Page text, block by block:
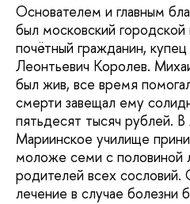
Основателем и главным
был московский городской
почётный гражданин,
Леонтьевич Королев.
был жив, все время
смерти завещал ему
пятьдесят тысяч рублей.
Мариинское училище
моложе семи с половиной
родителей всех сословий.
лечение в случае болезни